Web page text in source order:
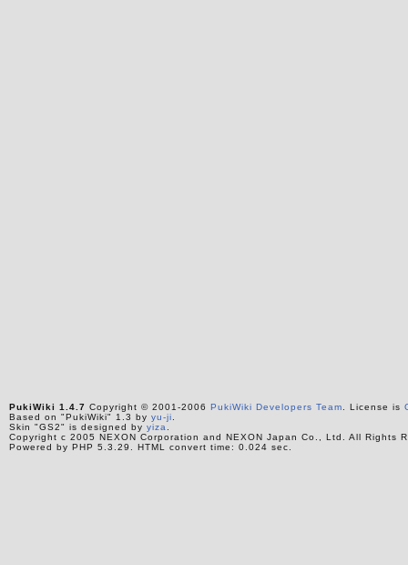
PukiWiki 1.4.7 Copyright © 2001-2006 PukiWiki Developers Team . License is
Based on "PukiWiki" 1.3 by yu-ji
Skin "GS2" is designed by yiza
Copyright c 2005 NEXON Corporation and NEXON Japan Co., Ltd. All Rights
Powered by PHP 5.3.29. HTML convert time: 0.024 sec.